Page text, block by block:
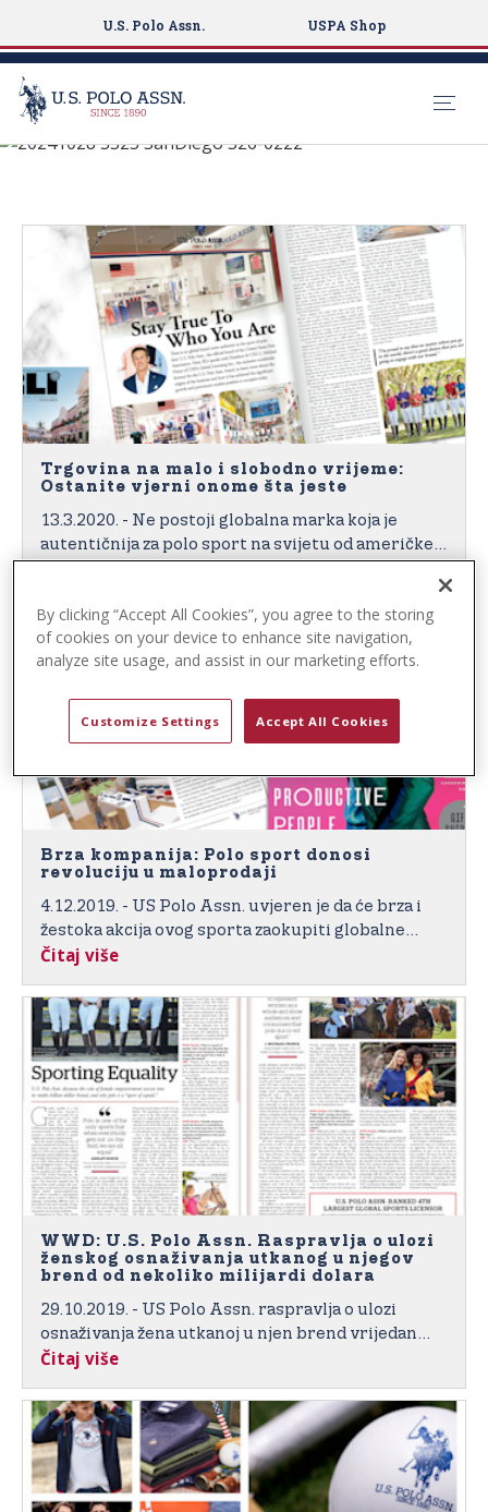
U.S. Polo Assn. USPA Shop
MEDIJSKA
Trgovina na malo i slobodno vrijeme:
Ostanite vjerni onome šta jeste
13.3.2020. - Ne postoji globalna marka koja je
autentičnija za polo sport na svijetu od američke
Brza kompanija: Polo sport donosi
revoluciju u maloprodaji
4.12.2019. - US Polo Assn. uvjeren je da će brza i
žestoka akcija ovog sporta zaokupiti globalne
potrošače u novim interaktivnim i sportskim
Čitaj više
WWD: U.S. Polo Assn. Raspravlja o ulozi
ženskog osnaživanja utkanog u njegov
brend od nekoliko milijardi dolara
29.10.2019. - US Polo Assn. raspravlja o ulozi
osnaživanja žena utkanoj u njen brend vrijedan
više milijardi dolara i zašto je polo "sport
Čitaj više
By clicking “Accept All Cookies”, you agree to the storing
of cookies on your device to enhance site navigation,
analyze site usage, and assist in our marketing efforts.
Customize Settings Accept All Cookies